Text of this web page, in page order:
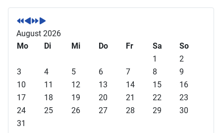
V
o
r
h
r
i
g
s
J
V
o
r
h
i
g
r
N
ä
c
N
ä
c
August 2026
Mo
Di Mi Do Fr Sa
So
1
2
3
4 5 6 7 8
9
10
11 12 13 14 15
16
17
18 19 20 21 22
23
24
25 26 27 28 29
30
31